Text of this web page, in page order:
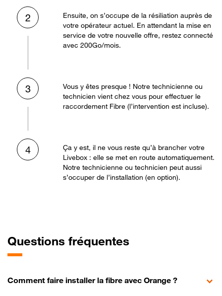
2
Ensuite, on s’occupe de la résiliation auprès de
votre opérateur actuel. En attendant la mise en
service de votre nouvelle offre, restez connecté
avec 200Go/mois.
3
Vous y êtes presque ! Notre technicienne ou
technicien vient chez vous pour effectuer le
raccordement Fibre (l’intervention est incluse).
4
Ça y est, il ne vous reste qu’à brancher votre
Livebox : elle se met en route automatiquement.
Notre technicienne ou technicien peut aussi
s’occuper de l’installation (en option).
Questions fréquentes
Comment faire installer la fibre avec Orange ?